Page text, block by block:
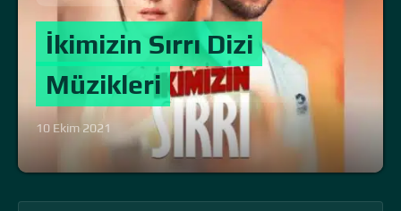
İkimizin Sırrı Dizi
Müzikleri
10 Ekim 2021